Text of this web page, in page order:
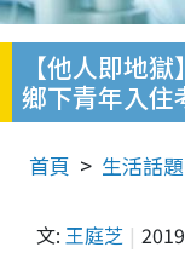
【他人即地
鄉下青年入住
首頁 生活話題
文: 王庭芝